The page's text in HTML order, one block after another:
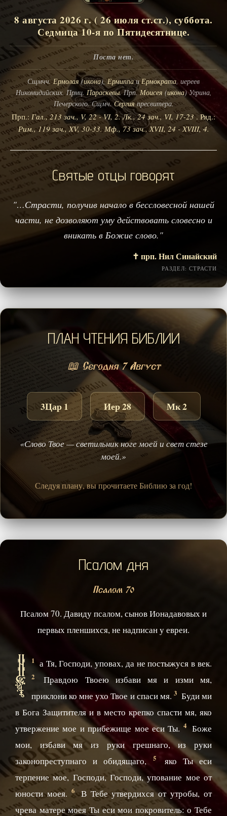
8 августа 2026 г. ( 26 июля ст.ст.), суббота.
Седмица 10-я по Пятидесятнице.
Поста нет.
Сщмчч.Ермолая(икона),ЕрмиппаиЕрмократа, иереев
Никомидийских. Прмц. Параскевы. Прп.Моисея (икона) Угрина,
Печерского. Сщмч.Сергияпресвитера.
Прп.: Гал., 213 зач., V, 22 - VI, 2. Лк., 24 зач., VI, 17-23 . Ряд.:
Рим., 119 зач., XV, 30-33. Мф., 73 зач., XVII, 24 - XVIII, 4.
Святые отцы говорят
"…Страсти, получив начало в бессловесной нашей
части, не дозволяют уму действовать словесно и
вникать в Божие слово."
✝️ прп. Нил Синайский
РАЗДЕЛ: СТРАСТИ
ПЛАН ЧТЕНИЯ БИБЛИИ
📖 Сегодня 7 Август
3Цар 1 Иер 28 Мк 2
«Слово Твое — светильник ноге моей и свет стезе
моей.»
Следуя плану, вы прочитаете Библию за год!
Псалом дня
Псалом 70
Псалом 70. Давиду псалом, сынов Ионадавовых и
первых пленшихся, не надписан у евреи.
1
Н а Тя, Господи, уповах, да не постыжуся в век.
2
Правдою Твоею избави мя и изми мя,
приклони ко мне ухо Твое и спаси мя. 3 Буди ми
в Бога Защитителя и в место крепко спасти мя, яко
утвержение мое и прибежище мое еси Ты. 4
Боже
мои, избави мя из руки грешнаго, из руки
законопреступнаго и обидящаго, 5 яко Ты еси
терпение мое, Господи, Господи, упование мое от
юности моея. 6 В Тебе утвердихся от утробы, от
чрева матере моея Ты еси мои покровитель: о Тебе